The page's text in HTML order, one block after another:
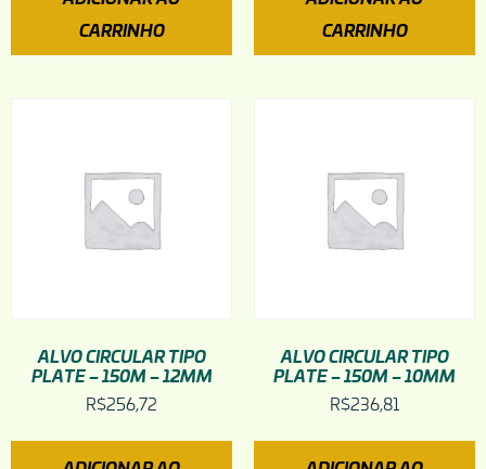
CARRINHO
CARRINHO
ALVO CIRCULAR TIPO
PLATE – 150M – 12MM
R$256,72
ALVO CIRCULAR TIPO
PLATE – 150M – 10MM
R$236,81